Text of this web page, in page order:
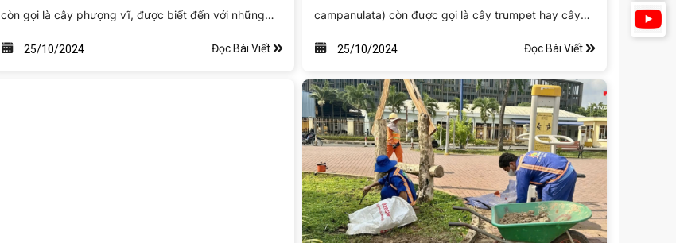
còn gọi là cây phượng vĩ, được biết đến với những
trở thành hình ảnh quen thuộc ở nhiều nước nhiệt đới,
25/10/2024 Đọc Bài Viết
campanulata) còn được gọi là cây trumpet hay cây
Phi, cây đã được đưa về Việt Nam và trở thành một
trong những cây cảnh phổ biến. Với vẻ đẹp nổi bật và
màu sắc rực rỡ, hồng lộc thường được trồng ở công
viên, đường phố và trong các khu vườn.
25/10/2024 Đọc Bài Viết